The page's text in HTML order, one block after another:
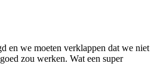
en we moeten verklappen dat we niet
zou werken. Wat een super